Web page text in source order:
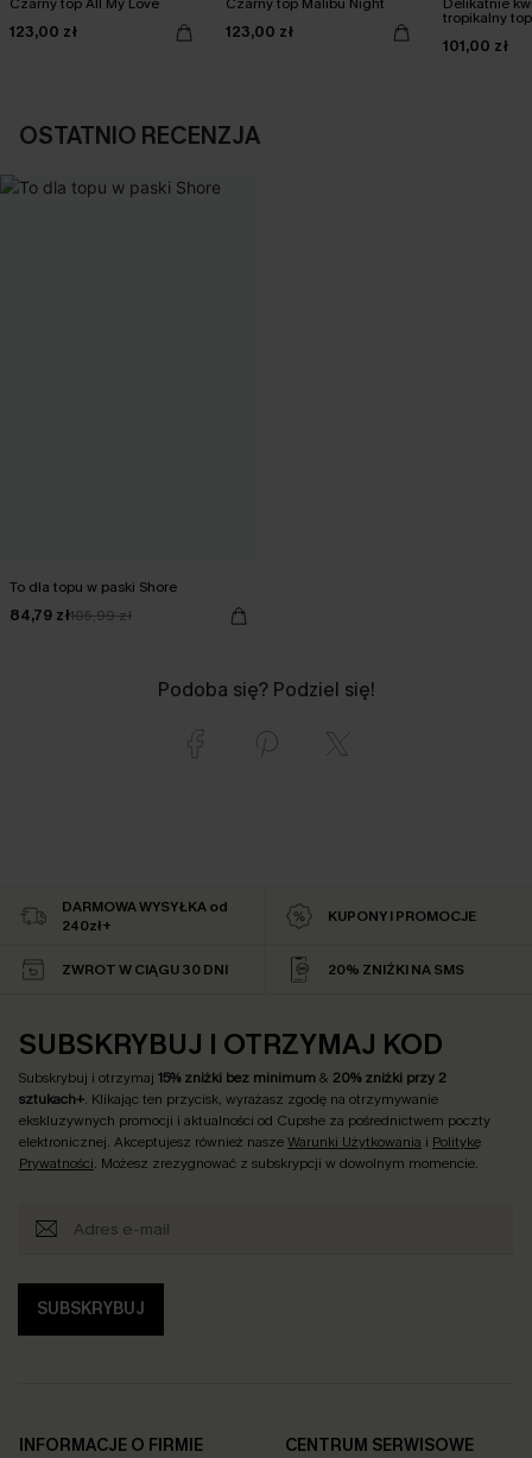
123,00 zł 123,00 zł
tropikalny top
101,00 zł
OSTATNIO RECENZJA
To dla topu w paski Shore
84,79 zł105,99 zł
Podoba się? Podziel się!
DARMOWA WYSYŁKA od
240zł+
KUPONY I PROMOCJE
ZWROT W CIĄGU 30 DNI 20% ZNIŻKI NA SMS
SUBSKRYBUJ I OTRZYMAJ KOD
Subskrybuj i otrzymaj 15% zniżki bez minimum& 20% zniżki przy 2
sztukach+. Klikając ten przycisk, wyrażasz zgodę na otrzymywanie
ekskluzywnych promocji i aktualności od Cupshe za pośrednictwem poczty
elektronicznej. Akceptujesz również naszeWarunki Użytkowania i Politykę
Prywatności. Możesz zrezygnować z subskrypcji w dowolnym momencie.
SUBSKRYBUJ
INFORMACJE O FIRMIE
CENTRUM SERWISOWE